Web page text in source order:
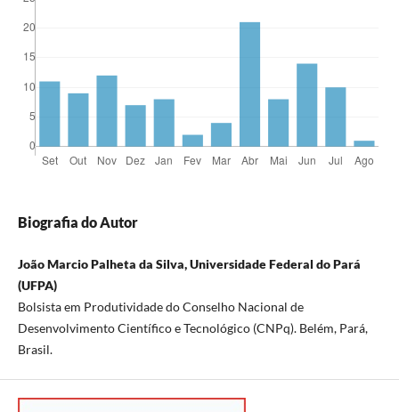
Biografia do Autor
João Marcio Palheta da Silva, Universidade Federal do Pará
(UFPA)
Bolsista em Produtividade do Conselho Nacional de
Desenvolvimento Científico e Tecnológico (CNPq). Belém, Pará,
Brasil.